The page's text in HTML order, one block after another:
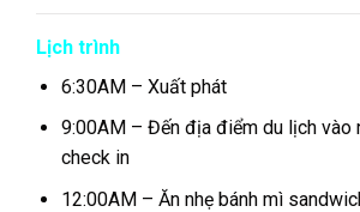
Lịch trình
6:30AM – Xuất phát
9:00AM – Đến địa điểm du lịch vào
check in
12:00AM – Ăn nhẹ bánh mì